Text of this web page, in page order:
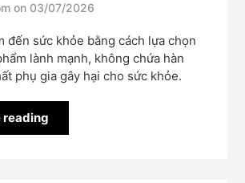
on 03/07/2026
đến sức khỏe bằng cách lựa chọn
lành mạnh, không chứa hàn
phụ gia gây hại cho sức khỏe.
reading